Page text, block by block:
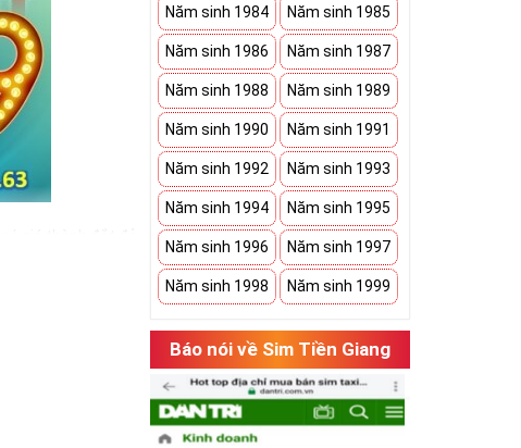
Năm sinh 1984 Năm sinh 1985
Năm sinh 1986 Năm sinh 1987
Năm sinh 1988 Năm sinh 1989
Năm sinh 1990 Năm sinh 1991
Năm sinh 1992 Năm sinh 1993
Năm sinh 1994 Năm sinh 1995
Năm sinh 1996 Năm sinh 1997
Năm sinh 1998 Năm sinh 1999
Báo nói về Sim Tiền Giang